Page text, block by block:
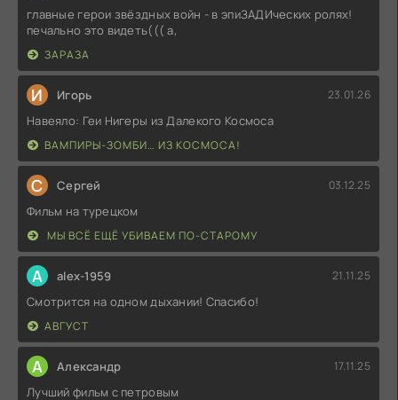
главные герои звёздных войн - в эпиЗАДИческих ролях!
печально это видеть((( а,
ЗАРАЗА
И Игорь 23.01.26
Навеяло: Геи Нигеры из Далекого Космоса
ВАМПИРЫ-ЗОМБИ… ИЗ КОСМОСА!
С Сергей 03.12.25
Фильм на турецком
МЫ ВСЁ ЕЩЁ УБИВАЕМ ПО-СТАРОМУ
A alex-1959 21.11.25
Смотрится на одном дыхании! Спасибо!
АВГУСТ
А Александр 17.11.25
Лучший фильм с петровым